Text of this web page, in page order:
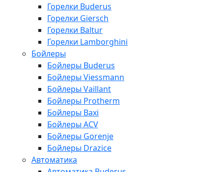
Горелки Buderus
Горелки Giersch
Горелки Baltur
Горелки Lamborghini
Бойлеры
Бойлеры Buderus
Бойлеры Viessmann
Бойлеры Vaillant
Бойлеры Protherm
Бойлеры Baxi
Бойлеры ACV
Бойлеры Gorenje
Бойлеры Drazice
Автоматика